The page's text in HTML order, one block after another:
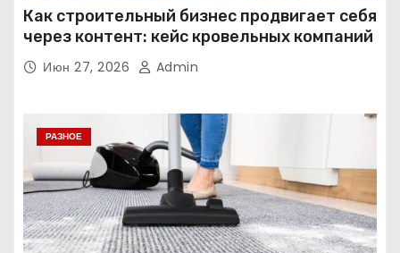
Как строительный бизнес продвигает себя
через контент: кейс кровельных компаний
Июн 27, 2026 Admin
РАЗНОЕ